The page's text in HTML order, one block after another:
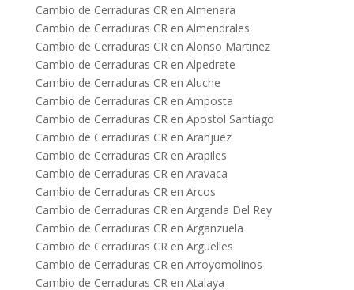
Cambio de Cerraduras CR en Almenara
Cambio de Cerraduras CR en Almendrales
Cambio de Cerraduras CR en Alonso Martinez
Cambio de Cerraduras CR en Alpedrete
Cambio de Cerraduras CR en Aluche
Cambio de Cerraduras CR en Amposta
Cambio de Cerraduras CR en Apostol Santiago
Cambio de Cerraduras CR en Aranjuez
Cambio de Cerraduras CR en Arapiles
Cambio de Cerraduras CR en Aravaca
Cambio de Cerraduras CR en Arcos
Cambio de Cerraduras CR en Arganda Del Rey
Cambio de Cerraduras CR en Arganzuela
Cambio de Cerraduras CR en Arguelles
Cambio de Cerraduras CR en Arroyomolinos
Cambio de Cerraduras CR en Atalaya